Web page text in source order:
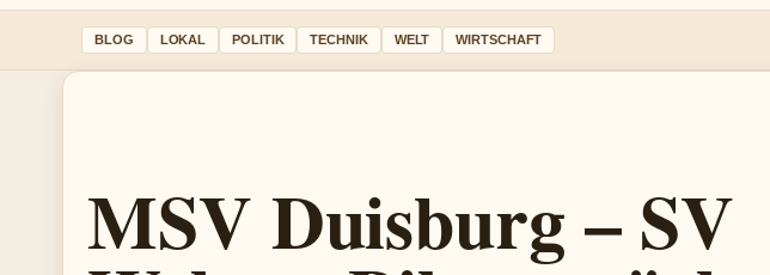
BLOG LOKAL POLITIK TECHNIK WELT WIRTSCHAFT
MSV Duisburg – SV